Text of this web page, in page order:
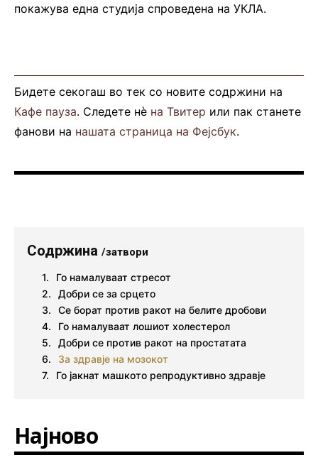
покажува една студија спроведена на УКЛА.
Бидете секогаш во тек со новите содржини на
Кафе пауза. Следете нè на Твитер или пак станете
фанови на нашата страница на Фејсбук.
Содржина /затвори
Го намалуваат стресот
Добри се за срцето
Се борат против ракот на белите дробови
Го намалуваат лошиот холестерол
Добри се против ракот на простатата
За здравје на мозокот
Го јакнат машкото репродуктивно здравје
Најново